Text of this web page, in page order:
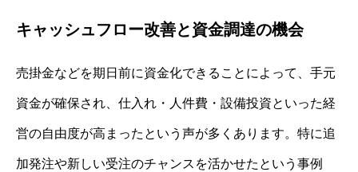
キャッシュフロー改善と資金調達の機会
売掛金などを期日前に資金化できることによって、手元
資金が確保され、仕入れ・人件費・設備投資といった経
営の自由度が高まったという声が多くあります。特に追
加発注や新しい受注のチャンスを活かせたという事例